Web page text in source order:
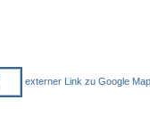
externer Link zu Google